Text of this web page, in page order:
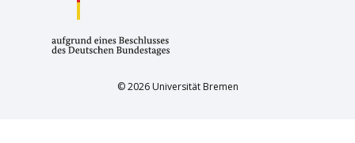
© 2026 Universität Bremen